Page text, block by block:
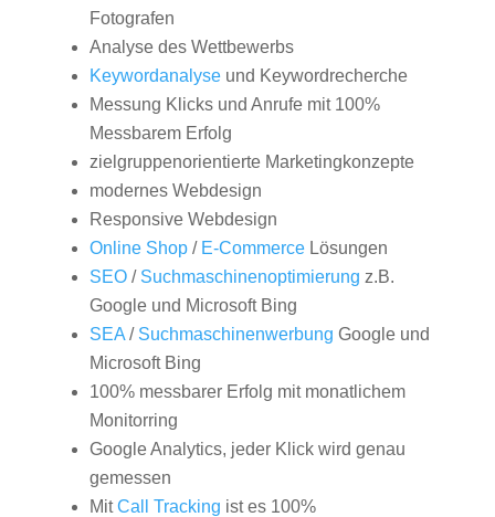
Fotografen
Analyse des Wettbewerbs
Keywordanalyseund Keywordrecherche
Messung Klicks und Anrufe mit 100%
Messbarem Erfolg
zielgruppenorientierte Marketingkonzepte
modernes Webdesign
Responsive Webdesign
Online Shop/ E-CommerceLösungen
SEO/ Suchmaschinenoptimierung z.B.
Google und Microsoft Bing
SEA/ Suchmaschinenwerbung Google und
Microsoft Bing
100% messbarer Erfolg mit monatlichem
Monitorring
Google Analytics, jeder Klick wird genau
gemessen
MitCall Tracking ist es 100%